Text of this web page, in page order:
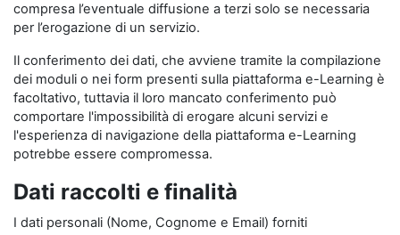
compresa l’eventuale diffusione a terzi solo se necessaria
per l’erogazione di un servizio.
Il conferimento dei dati, che avviene tramite la compilazione
dei moduli o nei form presenti sulla piattaforma e-Learning è
facoltativo, tuttavia il loro mancato conferimento può
comportare l'impossibilità di erogare alcuni servizi e
l'esperienza di navigazione della piattaforma e-Learning
potrebbe essere compromessa.
Dati raccolti e finalità
I dati personali (Nome, Cognome e Email) forniti